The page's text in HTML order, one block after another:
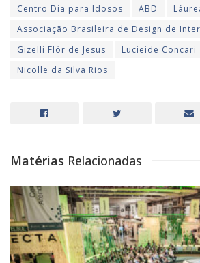
Centro Dia para Idosos
ABD
Associação Brasileira de Design de
Gizelli Flôr de Jesus
Lucieide Concari
Nicolle da Silva Rios
Matérias Relacionadas